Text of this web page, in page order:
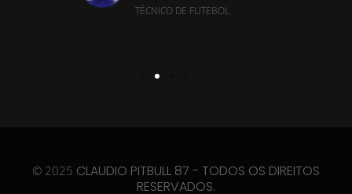
TÉCNICO DE FUTEBOL
© 2025 CLAUDIO PITBULL 87 - TODOS OS DIREITOS
RESERVADOS.